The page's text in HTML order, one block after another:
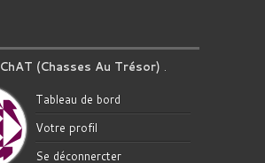
ChAT (Chasses Au Trésor) .
Tableau de bord
Votre profil
Se déconnercter